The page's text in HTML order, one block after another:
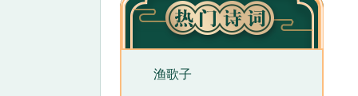
赶路等许多
上“早
，确实称得
渔歌子